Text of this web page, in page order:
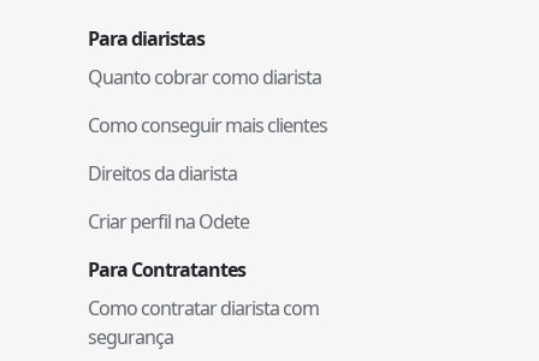
Para diaristas
Quanto cobrar como diarista
Como conseguir mais clientes
Direitos da diarista
Criar perfil na Odete
Para Contratantes
Como contratar diarista com
segurança